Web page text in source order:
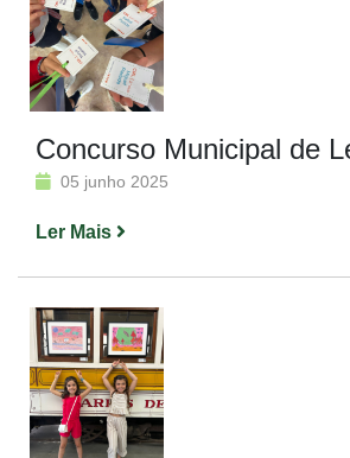
Concurso Municipal de
05 junho 2025
Ler Mais